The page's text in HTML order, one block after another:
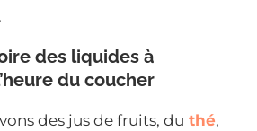
des liquides à
du coucher
des jus de fruits, du thé,